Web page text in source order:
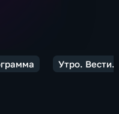
Утро.